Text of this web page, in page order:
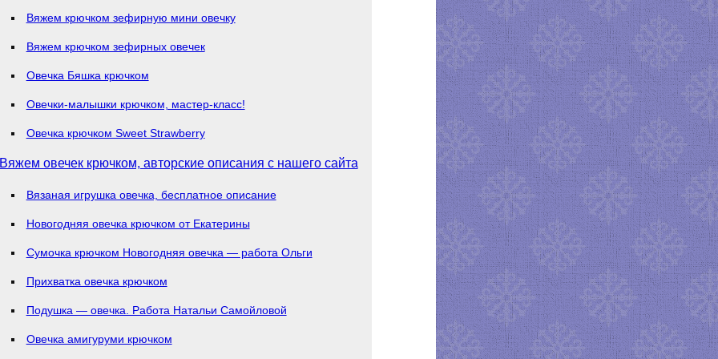
Вяжем крючком зефирную мини овечку
Вяжем крючком зефирных овечек
Овечка Бяшка крючком
Овечки-малышки крючком, мастер-класс!
Овечка крючком Sweet Strawberry
овечек крючком, авторские описания с нашего сайта
Вязаная игрушка овечка, бесплатное описание
Новогодняя овечка крючком от Екатерины
Сумочка крючком Новогодняя овечка — работа Ольги
Прихватка овечка крючком
Подушка — овечка. Работа Натальи Самойловой
Овечка амигуруми крючком